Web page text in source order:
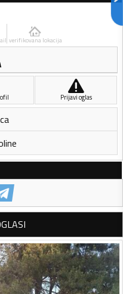
verifikovana lokacija
Prijavi oglas